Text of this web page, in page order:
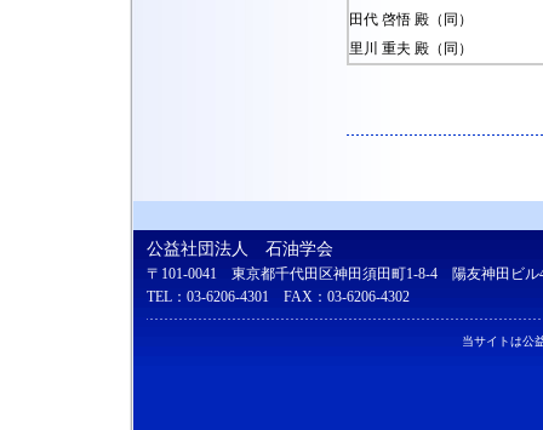
田代 啓悟 殿（同）
里川 重夫 殿（同）